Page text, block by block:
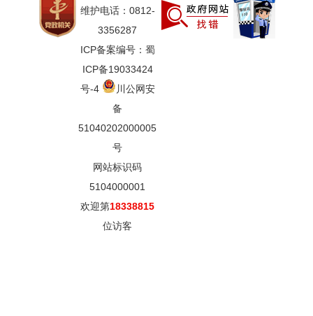
维护电话：0812-
3356287
ICP备案编号：蜀
ICP备19033424
号-4
川公网安
备
51040202000005
号
网站标识码
5104000001
欢迎第18338815
位访客